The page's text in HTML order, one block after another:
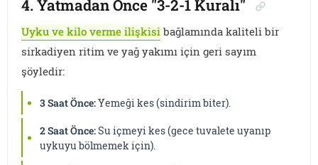
4. Yatmadan Önce "3-2-1 Kuralı"
Uyku ve kilo verme ilişkisi bağlamında kaliteli bir
sirkadiyen ritim ve yağ yakımı için geri sayım
şöyledir:
3 Saat Önce:Yemeği kes (sindirim biter).
2 Saat Önce:Su içmeyi kes (gece tuvalete uyanıp
uykuyu bölmemek için).